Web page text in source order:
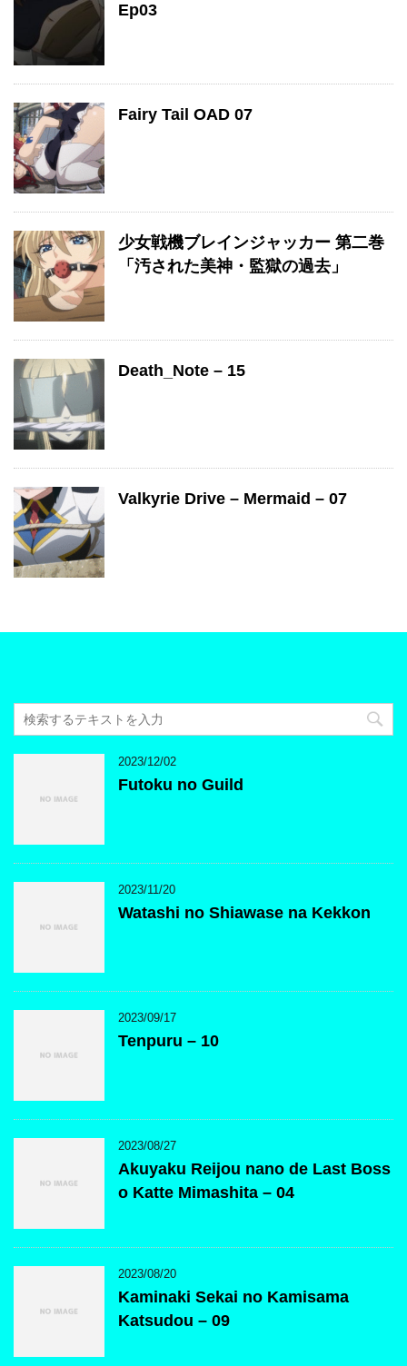
Ep03
Fairy Tail OAD 07
少女戦機ブレインジャッカー 第二巻
「汚された美神・監獄の過去」
Death_Note – 15
Valkyrie Drive – Mermaid – 07
2023/12/02
Futoku no Guild
2023/11/20
Watashi no Shiawase na Kekkon
2023/09/17
Tenpuru – 10
2023/08/27
Akuyaku Reijou nano de Last Boss
o Katte Mimashita – 04
2023/08/20
Kaminaki Sekai no Kamisama
Katsudou – 09